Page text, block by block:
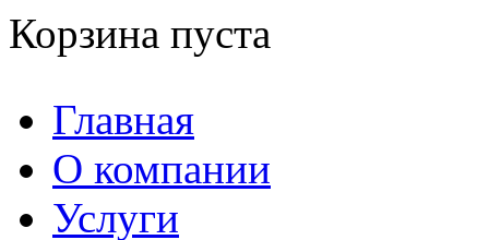
Корзина пуста
Главная
О компании
Услуги